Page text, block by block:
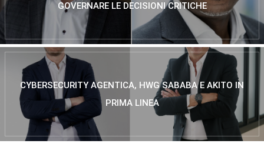
GOVERNARE LE DECISIONI CRITICHE
CYBERSECURITY AGENTICA, HWG SABABA E AKITO IN
PRIMA LINEA